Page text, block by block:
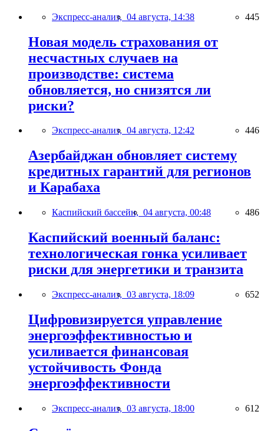
Экспресс-анализ, 04 августа, 14:38 445
Новая модель страхования от
несчастных случаев на
производстве: система
обновляется, но снизятся ли
риски?
Экспресс-анализ, 04 августа, 12:42 446
Азербайджан обновляет систему
кредитных гарантий для регионов
и Карабаха
Каспийский бассейн, 04 августа, 00:48 486
Каспийский военный баланс:
технологическая гонка усиливает
риски для энергетики и транзита
Экспресс-анализ, 03 августа, 18:09 652
Цифровизируется управление
энергоэффективностью и
усиливается финансовая
устойчивость Фонда
энергоэффективности
Экспресс-анализ, 03 августа, 18:00 612